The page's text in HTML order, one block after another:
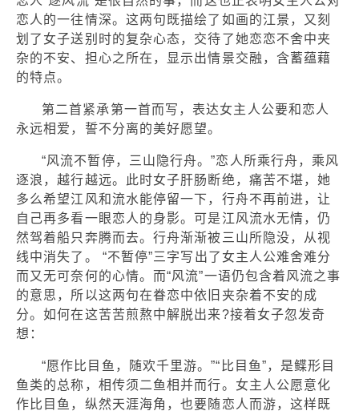
恋人的一往情深。这两句既描绘了如画的江景，又刻
划了女子送别时的复杂心态，交待了她恋恋不舍中夹
杂的不安、担心之所在，显示出情景交融，含蓄蕴藉
的特点。
第二首紧承第一首而写，表达女主人公要和恋人
永远相爱，誓不分离的美好愿望。
“风流不暂停，三山隐行舟。”恋人所乘行舟，乘风
逐浪，越行越远。此时女子肝肠断绝，痛苦不堪，她
多么希望江风和流水能停留一下，行舟不再前进，让
自己再多看一眼恋人的身影。可是江风流水无情，仍
然驾着船只奔腾而去。行舟渐渐被三山所隐没，从视
线中消失了。 “不暂停”三字写出了女主人公难舍难分
而又无可奈何的心情。而“风流”一语仍包含着风流之事
的意思，所以这两句在眷恋中依旧夹杂着不安的成
分。如何在这苦苦煎熬中解脱出来?接着女子忽发奇
想：
“愿作比目鱼，随欢千里游。”“比目鱼”，是鲽形目
鱼类的总称，相传须二鱼相并而行。女主人公愿意化
作比目鱼，纵然天涯海角，也要随恋人而游，这样既